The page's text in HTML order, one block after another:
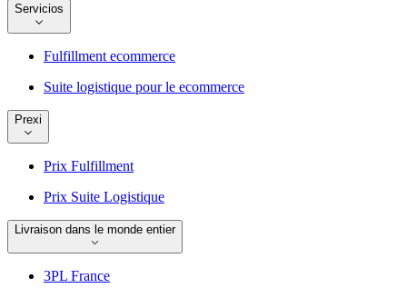
Servicios
Fulfillment ecommerce
Suite logistique pour le ecommerce
Prexi
Prix Fulfillment
Prix Suite Logistique
Livraison dans le monde entier
3PL France